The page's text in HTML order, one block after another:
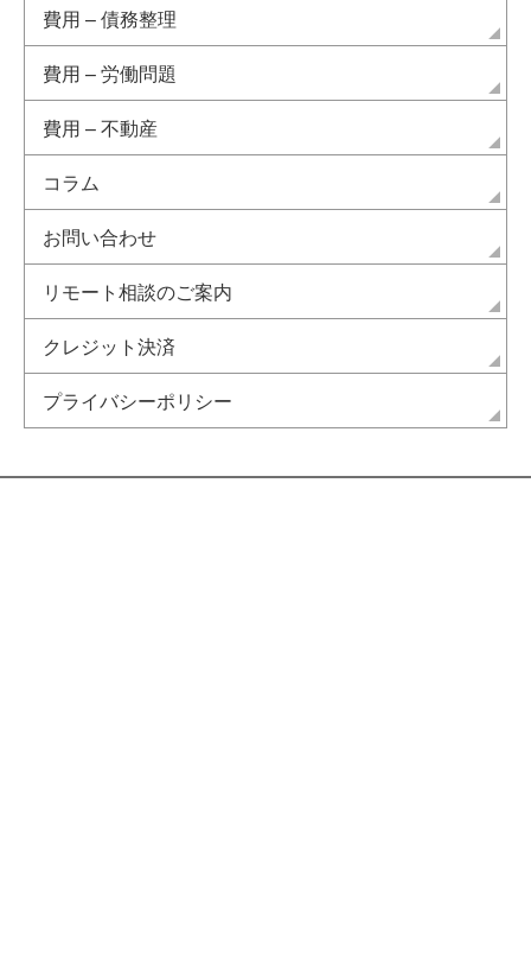
費用 – 債務整理
費用 – 労働問題
費用 – 不動産
コラム
お問い合わせ
リモート相談のご案内
クレジット決済
プライバシーポリシー